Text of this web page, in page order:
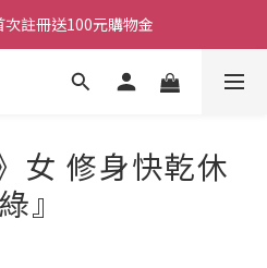
次註冊送100元購物金
女 修身快乾休
』